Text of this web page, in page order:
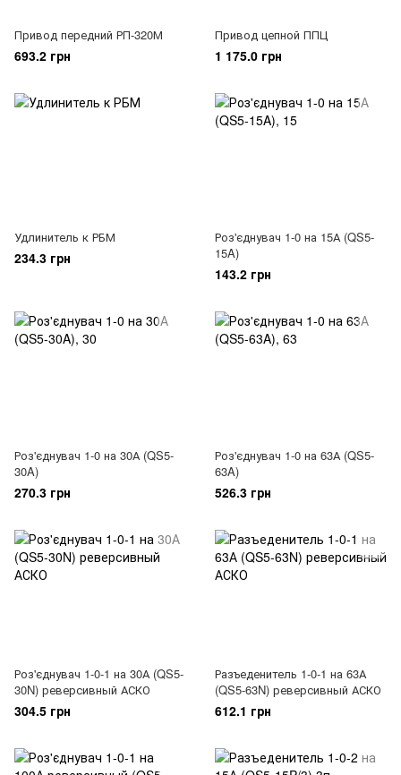
Привод передний РП-320М
693.2 грн
Привод цепной ППЦ
1 175.0 грн
Удлинитель к РБМ
234.3 грн
Роз'єднувач 1-0 на 15А (QS5-
15A)
143.2 грн
Роз'єднувач 1-0 на 30А (QS5-
30A)
270.3 грн
Роз'єднувач 1-0 на 63А (QS5-
63A)
526.3 грн
Роз'єднувач 1-0-1 на 30А (QS5-
30N) реверсивный АСКО
304.5 грн
Разъеденитель 1-0-1 на 63А
(QS5-63N) реверсивный АСКО
612.1 грн